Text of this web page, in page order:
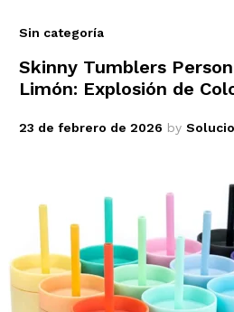
Sin categoría
Skinny Tumblers
Limón: Explosión de
23 de febrero de 2026 by